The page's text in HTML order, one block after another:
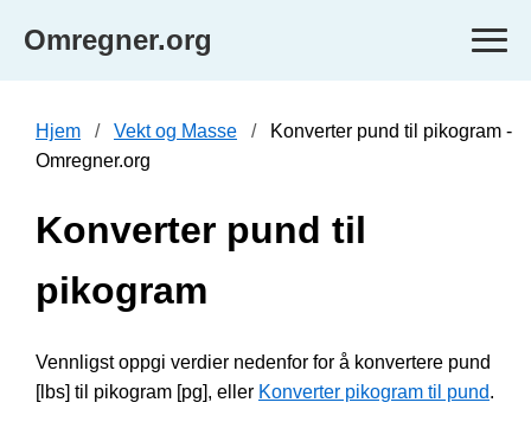
Omregner.org
Hjem Vekt og Masse
Konverter pund til pikogram -
Omregner.org
Konverter pund til
pikogram
Vennligst oppgi verdier nedenfor for å konvertere pund
[lbs] til pikogram [pg], eller Konverter pikogram til pund.